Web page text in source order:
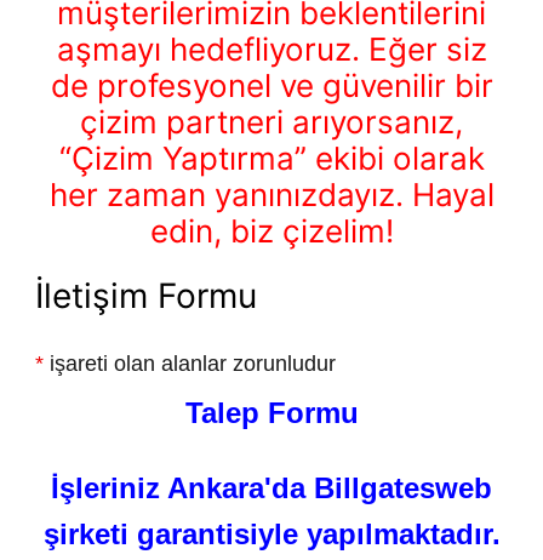
müşterilerimizin beklentilerini
aşmayı hedefliyoruz. Eğer siz
de profesyonel ve güvenilir bir
çizim partneri arıyorsanız,
“Çizim Yaptırma” ekibi olarak
her zaman yanınızdayız. Hayal
edin, biz çizelim!
İletişim Formu
* işareti olan alanlar zorunludur
Talep Formu
İşleriniz Ankara'da Billgatesweb
şirketi garantisiyle yapılmaktadır.